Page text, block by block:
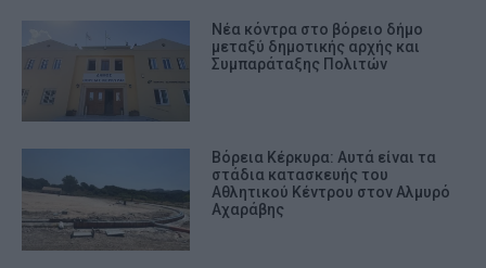
Νέα κόντρα στο βόρειο δήμο
μεταξύ δημοτικής αρχής και
Συμπαράταξης Πολιτών
Βόρεια Κέρκυρα: Αυτά είναι τα
στάδια κατασκευής του
Αθλητικού Κέντρου στον Αλμυρό
Αχαράβης